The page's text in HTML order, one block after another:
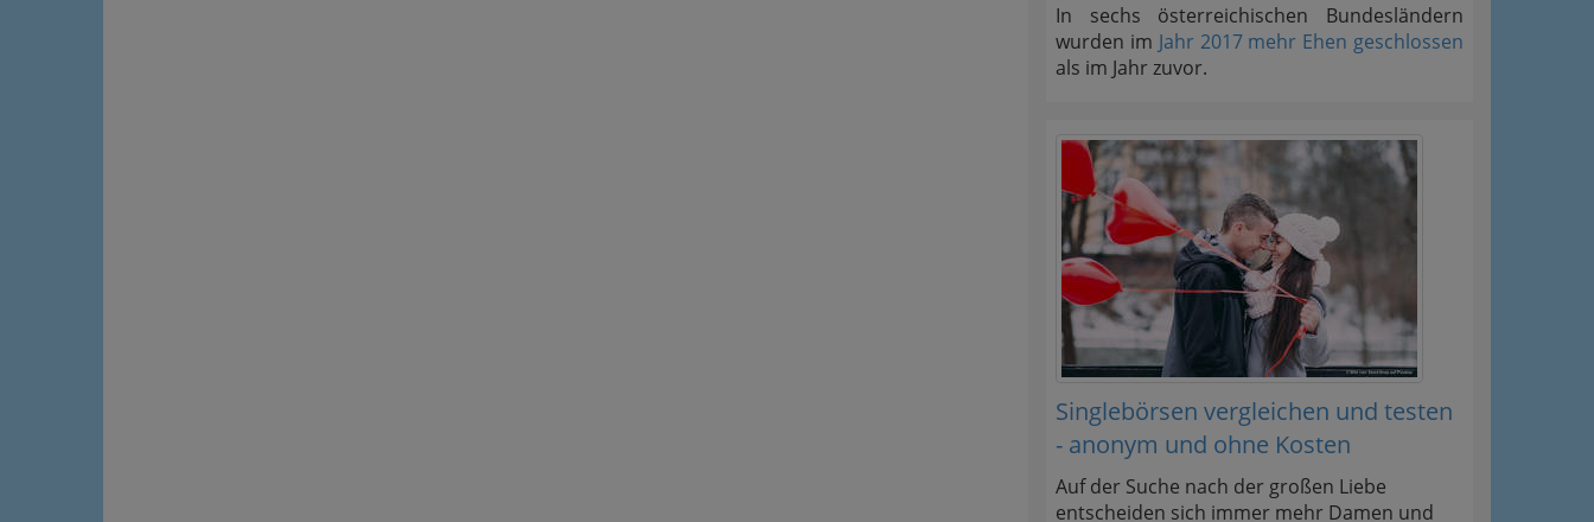
In sechs österreichischen Bundesländern
wurden im Jahr 2017 mehr Ehen geschlossen
als im Jahr zuvor.
Singlebörsen vergleichen und testen
- anonym und ohne Kosten
Auf der Suche nach der großen Liebe
entscheiden sich immer mehr Damen und